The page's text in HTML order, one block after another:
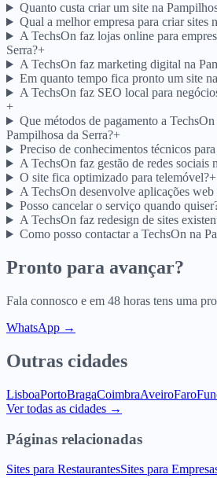
Quanto custa criar um site na
Qual a melhor empresa para criar sites
A TechsOn faz lojas online para
Serra?+
A TechsOn faz marketing digital na
Em quanto tempo fica pronto um site
A TechsOn faz SEO local para
+
Que métodos de pagamento a
Pampilhosa da Serra?+
Preciso de conhecimentos técnicos
A TechsOn faz gestão de redes sociais
O site fica optimizado para telemóvel?+
A TechsOn desenvolve aplicações
Posso cancelar o serviço quando
A TechsOn faz redesign de sites
Como posso contactar a TechsOn na
Pronto para avançar?
Fala connosco e em 48 horas tens uma
WhatsApp →
Outras cidades
LisboaPortoBragaCoimbraAveiroFaro
Ver todas as cidades →
Páginas relacionadas
Sites para RestaurantesSites para